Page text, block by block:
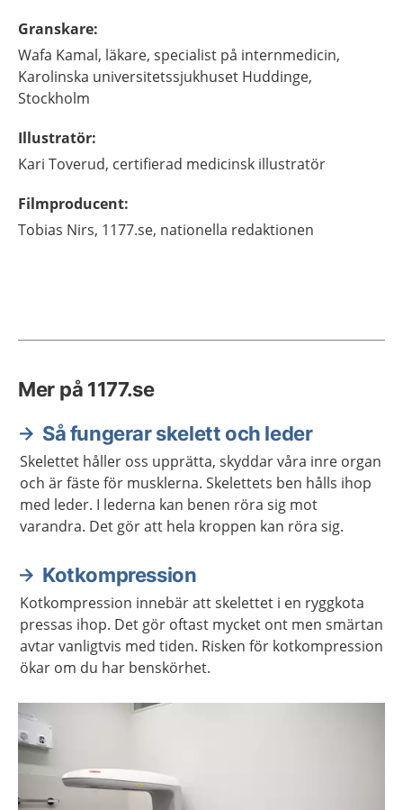
Granskare:
Wafa Kamal, läkare, specialist på internmedicin,
Karolinska universitetssjukhuset Huddinge,
Stockholm
Illustratör:
Kari Toverud, certifierad medicinsk illustratör
Filmproducent:
Tobias Nirs, 1177.se, nationella redaktionen
Mer på 1177.se
Så fungerar skelett och leder
Skelettet håller oss upprätta, skyddar våra inre organ
och är fäste för musklerna. Skelettets ben hålls ihop
med leder. I lederna kan benen röra sig mot
varandra. Det gör att hela kroppen kan röra sig.
Kotkompression
Kotkompression innebär att skelettet i en ryggkota
pressas ihop. Det gör oftast mycket ont men smärtan
avtar vanligtvis med tiden. Risken för kotkompression
ökar om du har benskörhet.